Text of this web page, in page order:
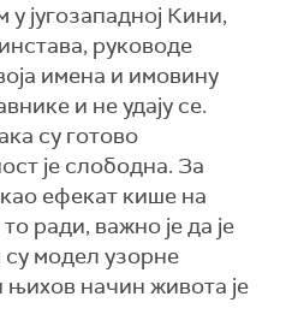
југозападној Кини,
руководе
имена и имовину
и не удају се.
су готово
је слободна. За
ефекат кише на
ради, важно је да је
модел узорне
њихов начин живота је